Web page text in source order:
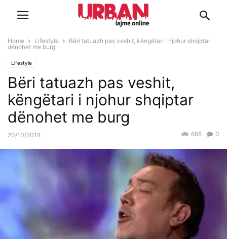
Home Lifestyle
Bëri tatuazh pas veshit, këngëtari i njohur shqiptar
dënohet me burg
Lifestyle
Bëri tatuazh pas veshit,
këngëtari i njohur shqiptar
dënohet me burg
20/10/2018 0
668